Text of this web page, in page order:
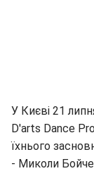
У Києві 21
D'arts Dance
їхнього
- Миколи